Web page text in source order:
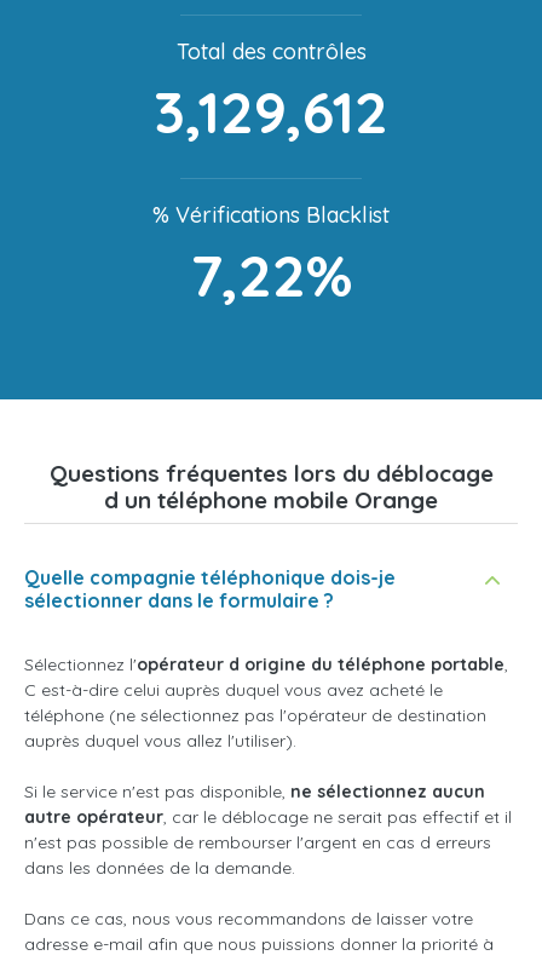
Total des contrôles
3,129,612
% Vérifications Blacklist
7,22%
Questions fréquentes lors du déblocage
d un téléphone mobile Orange
Quelle compagnie téléphonique dois-je
sélectionner dans le formulaire ?
Sélectionnez l'opérateur d origine du téléphone portable,
C est-à-dire celui auprès duquel vous avez acheté le
téléphone (ne sélectionnez pas l'opérateur de destination
auprès duquel vous allez l'utiliser).
Si le service n'est pas disponible, ne sélectionnez aucun
autre opérateur, car le déblocage ne serait pas effectif et il
n'est pas possible de rembourser l'argent en cas d erreurs
dans les données de la demande.
Dans ce cas, nous vous recommandons de laisser votre
adresse e-mail afin que nous puissions donner la priorité à